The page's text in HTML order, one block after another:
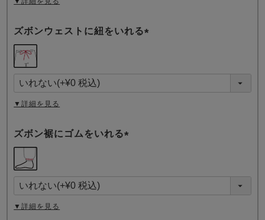
ズボンウェストに紐をいれる
須
)
▼詳細を見る
ズボン裾にゴムをいれる
須
)
▼詳細を見る